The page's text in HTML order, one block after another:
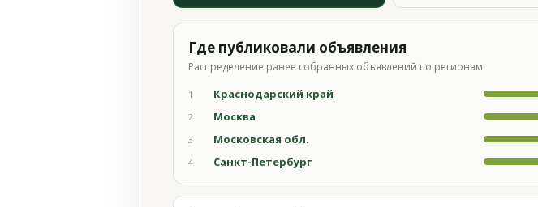
Где публиковали объявления
Распределение ранее собранных объявлений по регионам.
1 Краснодарский край
2
Москва
3
Московская обл.
4
Санкт-Петербург